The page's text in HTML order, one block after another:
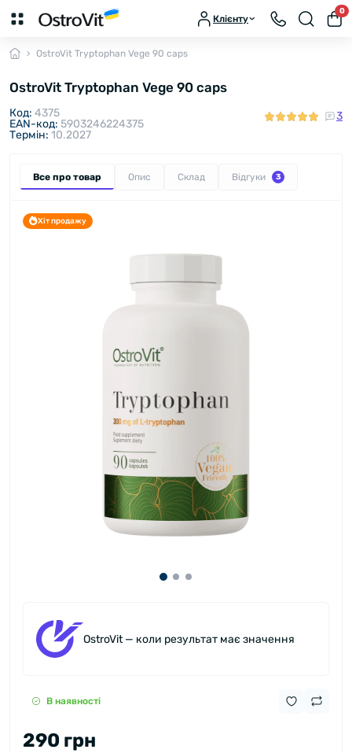
Клієнту
0
OstroVit Tryptophan Vege 90 caps
OstroVit Tryptophan Vege 90 caps
Код: 4375
EAN-код: 5903246224375
Термін: 10.2027
3
Все про товар Опис Склад Відгуки 3
Хіт продажу
OstroVit — коли результат має значення
В наявності
290 грн